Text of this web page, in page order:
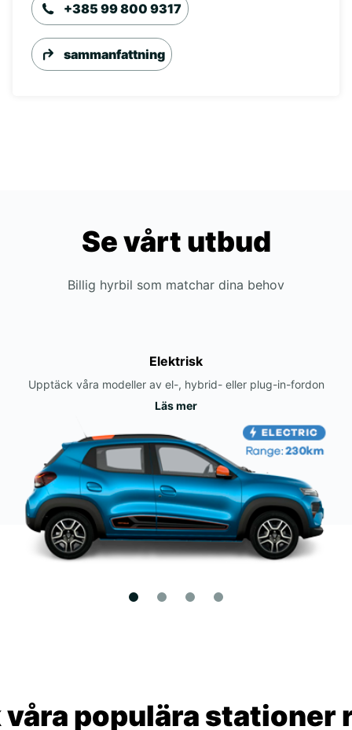
+385 99 800 9317
sammanfattning
Se vårt utbud
Billig hyrbil som matchar dina behov
Elektrisk
Upptäck våra modeller av el-, hybrid- eller plug-in-fordon
Läs mer
populära stationer